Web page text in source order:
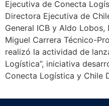
Ejecutiva de Conecta
Directora Ejecutiva de
General ICB y Aldo
Miguel Carrera Técnico-
realizó la actividad de
Logística”, iniciativa
Conecta Logística y Chile